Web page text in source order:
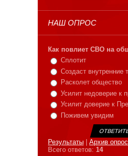
НАШ ОПРОС
Как повлиет СВО на
Сплотит
Создаст внутренние
Расколет общество
Усилит недоверие к
Усилит доверие к
Поживем увидим
Результаты
Архив
Всего ответов: 14